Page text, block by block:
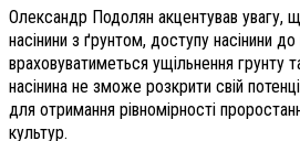
Олександр Подолян акцентував увагу,
насінини з ґрунтом, доступу насінини
враховуватиметься ущільнення грунту
насінина не зможе розкрити свій
для отримання рівномірності
культур.